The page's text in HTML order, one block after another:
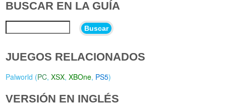
BUSCAR EN LA GUÍA
Buscar
JUEGOS RELACIONADOS
Palworld (PC,XSX,XBOne, PS5)
VERSIÓN EN INGLÉS